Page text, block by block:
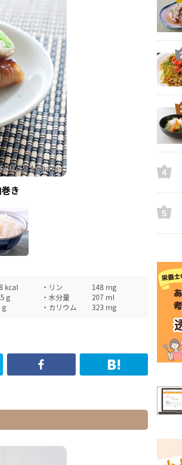
き
kcal ・ リン 148 mg
g ・ 水分量 207 ml
g ・ カリウム 323 mg